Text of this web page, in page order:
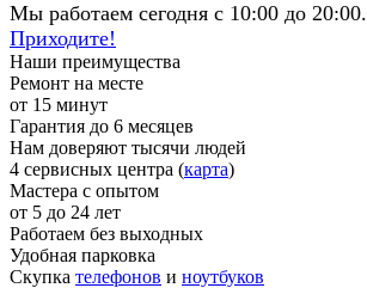
Мы работаем сегодня с 10:00 до 20:00.
Приходите!
Наши преимущества
Ремонт на месте
от 15 минут
Гарантия до 6 месяцев
Нам доверяют тысячи людей
4 сервисных центра (карта)
Мастера с опытом
от 5 до 24 лет
Работаем без выходных
Удобная парковка
Скупка телефонов и ноутбуков